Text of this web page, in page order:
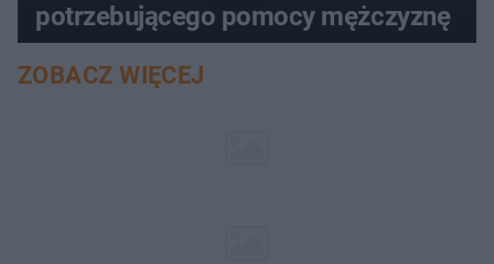
potrzebującego pomocy mężczyznę
ZOBACZ WIĘCEJ